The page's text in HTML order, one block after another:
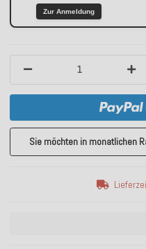
Zur Anmeldung
Sie möchten in monatlichen